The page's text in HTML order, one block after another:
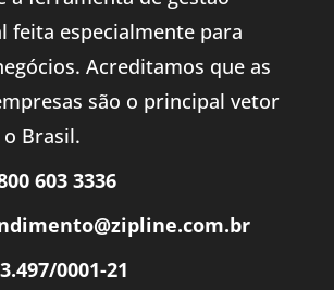
feita especialmente para
Acreditamos que as
são o principal vetor
Brasil.
603 3336
0001-21